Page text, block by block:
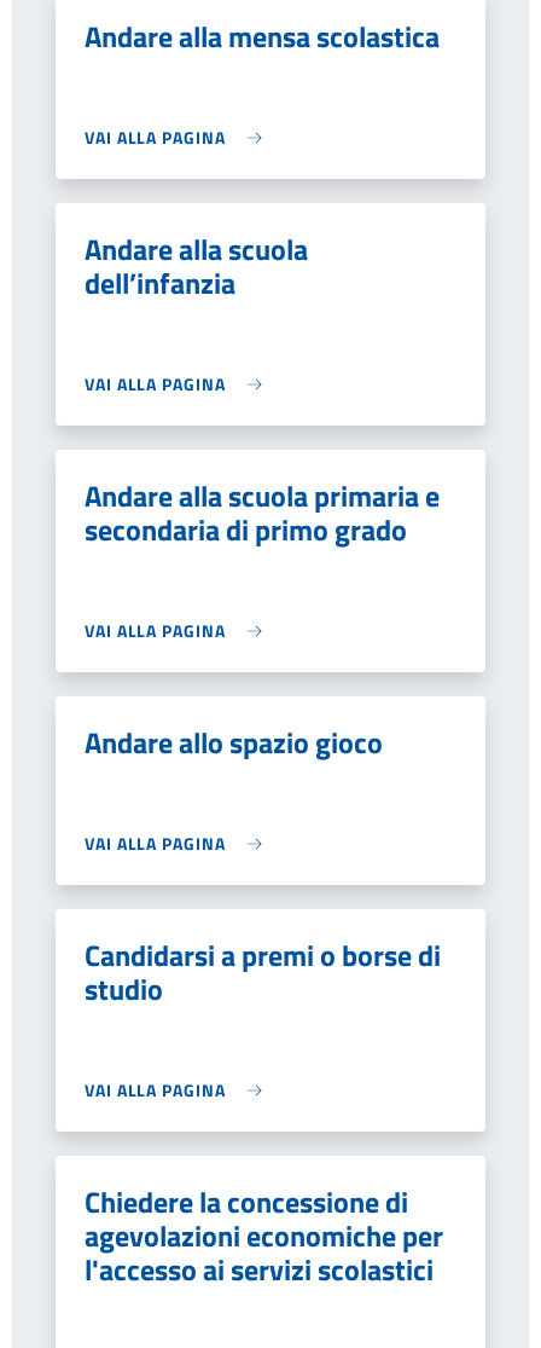
Andare alla mensa scolastica
VAI ALLA PAGINA
Andare alla scuola
dell’infanzia
VAI ALLA PAGINA
Andare alla scuola primaria e
secondaria di primo grado
VAI ALLA PAGINA
Andare allo spazio gioco
VAI ALLA PAGINA
Candidarsi a premi o borse di
studio
VAI ALLA PAGINA
Chiedere la concessione di
agevolazioni economiche per
l'accesso ai servizi scolastici